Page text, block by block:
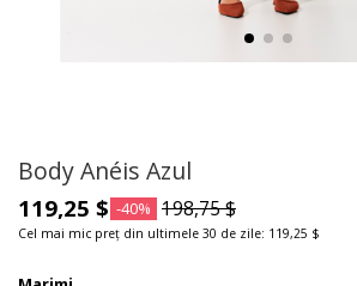
Body Anéis Azul
119,25 $ -40% 198,75 $
Cel mai mic preț din ultimele 30 de zile: 119,25 $